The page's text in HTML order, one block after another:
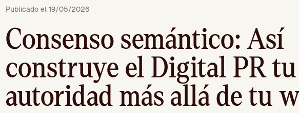
Publicado el 19/05/2026
Consenso semántico: Así
construye el Digital PR tu
autoridad más allá de tu